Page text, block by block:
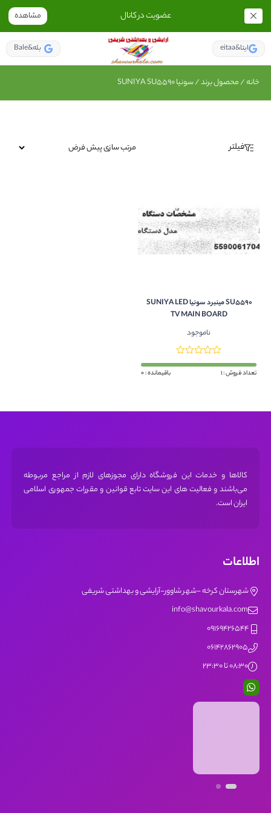
عضویت در کانال مشاهده
eitaa&ایتا Bale&بله
خانه/ محصول برند / سونیا SUNIYA SU5590
فیلتر
SU5590 مینبرد سونیا SUNIYA LED
TV MAIN BOARD
ناموجود
تعداد فروش : 1 باقیمانده : 0
کالاها و خدمات این فروشگاه دارای مجوز‌های لازم از مراجع مربوطه
می‌باشند و فعالیت های این سایت تابع قوانین و مقررات جمهوری اسلامی
ایران است.
اطلاعات
شهرستان کرخه -شهر شاوور-آرایشی و بهداشتی شریفی
info@shavourkala.com
09169426544
06142862905
08:30 تا 23:30